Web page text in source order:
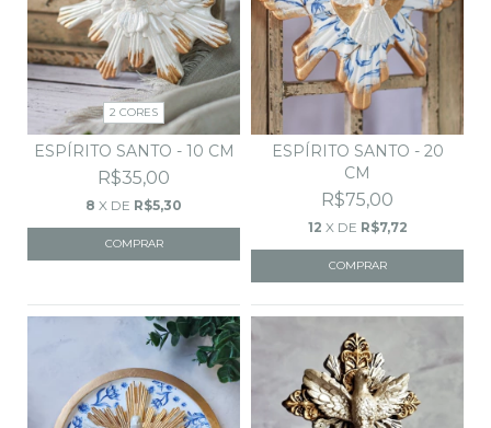
2 CORES
ESPÍRITO SANTO - 10 CM
R$35,00
8 X DE R$5,30
COMPRAR
ESPÍRITO SANTO - 20
CM
R$75,00
12 X DE R$7,72